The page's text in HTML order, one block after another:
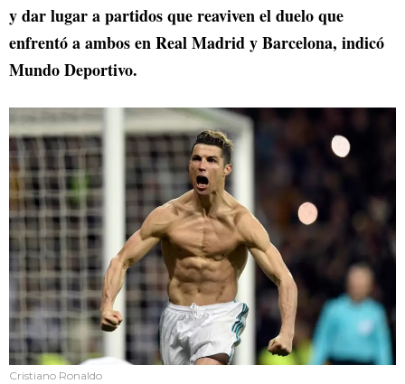
y dar lugar a partidos que reaviven el duelo que
enfrentó a ambos en Real Madrid y Barcelona, indicó
Mundo Deportivo.
Cristiano Ronaldo